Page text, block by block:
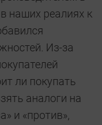
наших реалиях к
Из-за
ли покупать
аналоги на
и «против»,